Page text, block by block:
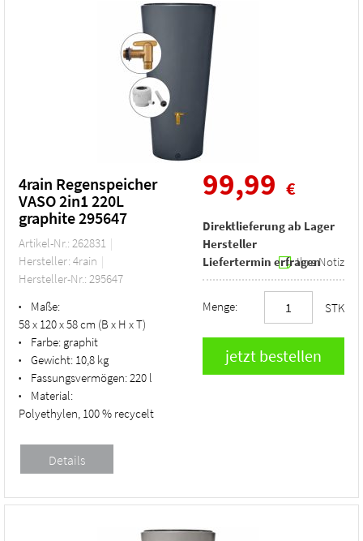
4rain Regenspeicher
VASO 2in1 220L
graphite 295647
Artikel-Nr.: 262831
Hersteller: 4rain
Hersteller-Nr.: 295647
•
Maße:
58 x 120 x 58 cm (B x H x T)
• Farbe: graphit
• Gewicht: 10,8 kg
• Fassungsvermögen:220 l
•
Material:
Polyethylen, 100 % recycelt
99,99 €
Direktlieferung ab Lager
Hersteller
Liefertermin erfragenIhre Notiz
Menge: STK